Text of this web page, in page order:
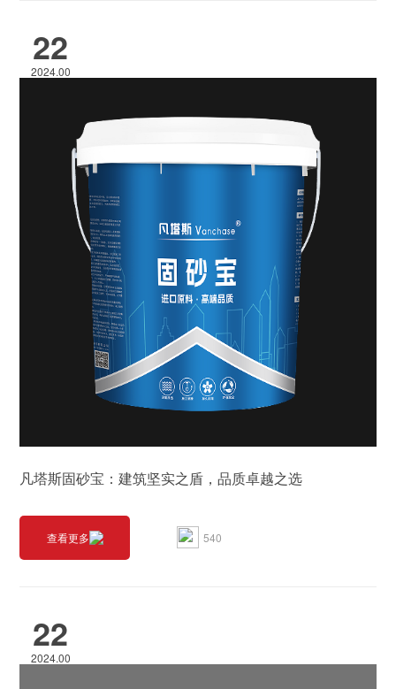
22
2024.00
凡塔斯固砂宝：建筑坚实之盾，品质卓越之选
查看更多 540
22
2024.00